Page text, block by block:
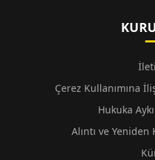
Çerez Kullanımına
Hukuka
Alıntı ve Yeniden